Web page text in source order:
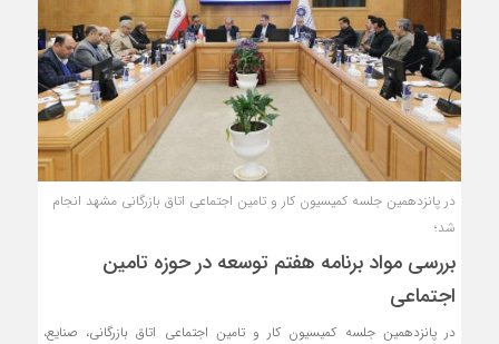
در پانزدهمین جلسه کمیسیون کار و تامین اجتماعی اتاق بازرگانی مشهد انجام
شد؛
بررسی مواد برنامه هفتم توسعه در حوزه تامین
اجتماعی
در پانزدهمین جلسه کمیسیون کار و تامین اجتماعی اتاق بازرگانی، صنایع،